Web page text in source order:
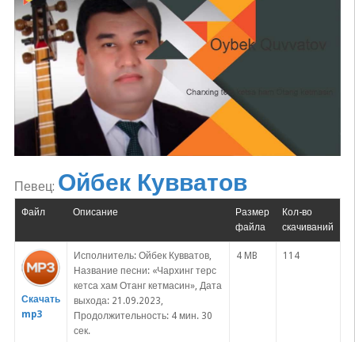
Певец: Ойбек Кувватов
Файл Описание
Размер
файла
Кол-во
скачиваний
Скачать
mp3
Исполнитель: Ойбек Кувватов,
Название песни: «Чархинг терс
кетса хам Отанг кетмасин», Дата
выхода: 21.09.2023,
Продолжительность: 4 мин. 30
сек.
4 MB 114